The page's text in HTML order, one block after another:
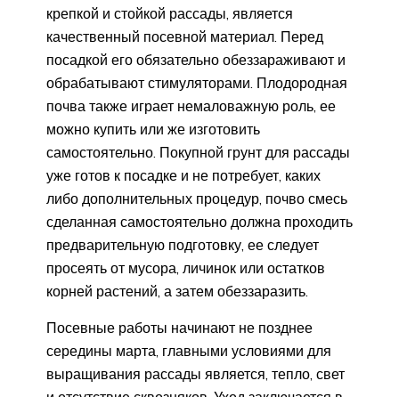
крепкой и стойкой рассады, является
качественный посевной материал. Перед
посадкой его обязательно обеззараживают и
обрабатывают стимуляторами. Плодородная
почва также играет немаловажную роль, ее
можно купить или же изготовить
самостоятельно. Покупной грунт для рассады
уже готов к посадке и не потребует, каких
либо дополнительных процедур, почво смесь
сделанная самостоятельно должна проходить
предварительную подготовку, ее следует
просеять от мусора, личинок или остатков
корней растений, а затем обеззаразить.
Посевные работы начинают не позднее
середины марта, главными условиями для
выращивания рассады является, тепло, свет